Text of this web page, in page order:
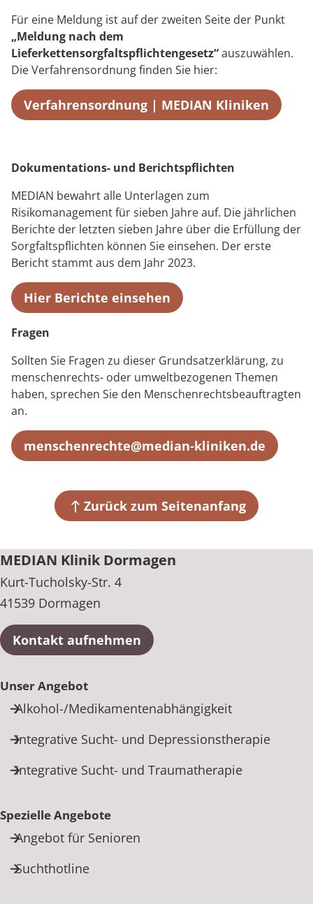
Für eine Meldung ist auf der zweiten Seite der Punkt
„Meldung nach dem
Lieferkettensorgfaltspflichtengesetz“auszuwählen.
Die Verfahrensordnung finden Sie hier:
Verfahrensordnung | MEDIAN Kliniken
Dokumentations- und Berichtspflichten
MEDIAN bewahrt alle Unterlagen zum
Risikomanagement für sieben Jahre auf. Die jährlichen
Berichte der letzten sieben Jahre über die Erfüllung der
Sorgfaltspflichten können Sie einsehen. Der erste
Bericht stammt aus dem Jahr 2023.
Hier Berichte einsehen
Fragen
Sollten Sie Fragen zu dieser Grundsatzerklärung, zu
menschenrechts- oder umweltbezogenen Themen
haben, sprechen Sie den Menschenrechtsbeauftragten
an.
menschenrechte@median-kliniken.de
Zurück zum Seitenanfang
MEDIAN Klinik Dormagen
Kurt-Tucholsky-Str. 4
41539 Dormagen
Kontakt aufnehmen
Unser Angebot
Alkohol-/Medikamentenabhängigkeit
Integrative Sucht- und Depressionstherapie
Integrative Sucht- und Traumatherapie
Spezielle Angebote
Angebot für Senioren
Suchthotline